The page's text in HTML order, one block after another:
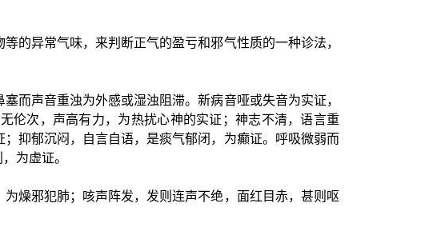
的异常气味，来判断正气的盈亏和邪气性质的一种诊法，
而声音重浊为外感或湿浊阻滞。新病音哑或失音为实证，
伦次，声高有力，为热扰心神的实证；神志不清，语言重
抑郁沉闷，自言自语，是痰气郁闭，为癫证。呼吸微弱而
为虚证。
燥邪犯肺；咳声阵发，发则连声不绝，面红目赤，甚则呕